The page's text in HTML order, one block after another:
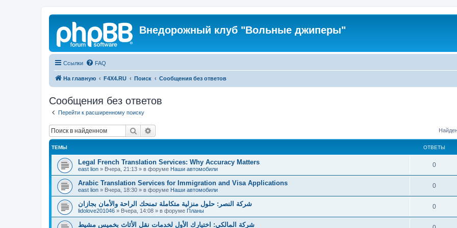
Внедорожный клуб "Вольные джиперы"
Ссылки FAQ
На главную F4X4.RU Поиск Сообщения без ответов
Сообщения без ответов
Перейти к расширенному поиску
Поиск
ТЕМЫ ОТВЕТЫ
Legal French Translation Services: Why Accuracy Matters
east lion » Вчера, 21:13 » в форуме Наши автомобили
0
Arabic Translation Services for Immigration and Visa Applications
east lion » Вчера, 18:30 » в форуме Наши автомобили
0
شركة النصر: حلول منزلية متكاملة تمنحك الراحة والأمان بجازان
lidolove201046 » Вчера, 14:08 » в форуме Планы
0
شركة المالكي: اختيارك الأول لخدمات نقل الأثاث بخميس مشيط